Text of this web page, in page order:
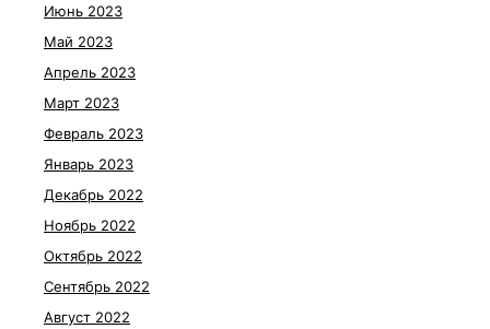
Июнь 2023
Май 2023
Апрель 2023
Март 2023
Февраль 2023
Январь 2023
Декабрь 2022
Ноябрь 2022
Октябрь 2022
Сентябрь 2022
Август 2022